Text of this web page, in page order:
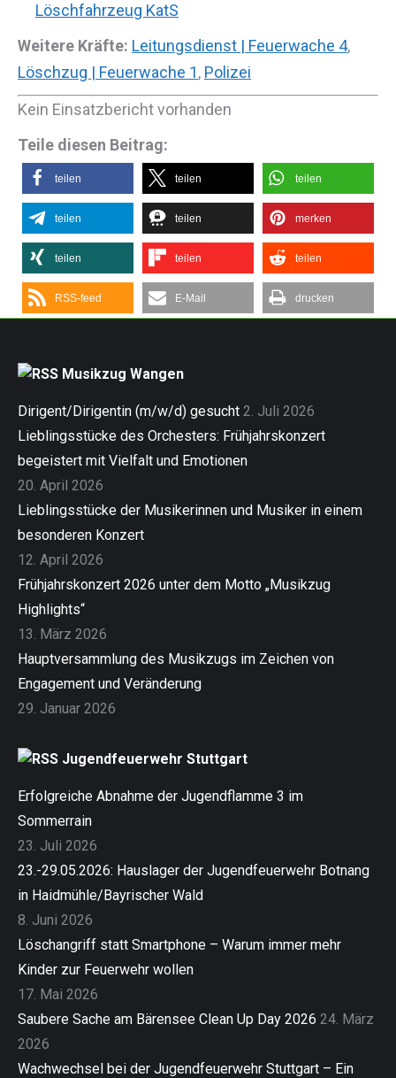
Löschfahrzeug KatS
Weitere Kräfte: Leitungsdienst | Feuerwache 4,
Löschzug | Feuerwache 1, Polizei
Kein Einsatzbericht vorhanden
Teile diesen Beitrag:
teilen teilen teilen
teilen teilen merken
teilen teilen teilen
RSS-feed E-Mail drucken
Musikzug Wangen
Dirigent/Dirigentin (m/w/d) gesucht 2. Juli 2026
Lieblingsstücke des Orchesters: Frühjahrskonzert
begeistert mit Vielfalt und Emotionen
20. April 2026
Lieblingsstücke der Musikerinnen und Musiker in einem
besonderen Konzert
12. April 2026
Frühjahrskonzert 2026 unter dem Motto „Musikzug
Highlights“
13. März 2026
Hauptversammlung des Musikzugs im Zeichen von
Engagement und Veränderung
29. Januar 2026
Jugendfeuerwehr Stuttgart
Erfolgreiche Abnahme der Jugendflamme 3 im
Sommerrain
23. Juli 2026
23.-29.05.2026: Hauslager der Jugendfeuerwehr Botnang
in Haidmühle/Bayrischer Wald
8. Juni 2026
Löschangriff statt Smartphone – Warum immer mehr
Kinder zur Feuerwehr wollen
17. Mai 2026
Saubere Sache am Bärensee Clean Up Day 2026 24. März
2026
Wachwechsel bei der Jugendfeuerwehr Stuttgart – Ein